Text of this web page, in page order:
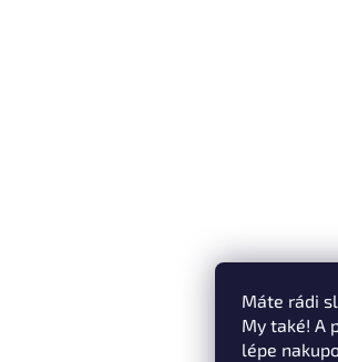
Máte rádi
My také! A
lépe